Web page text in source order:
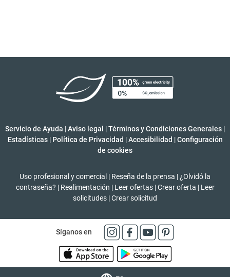
Servicio de Ayuda |Aviso legal |Términos y Condiciones Generales |
Estadísticas | Política de Privacidad | Accesibilidad | Configuración
de cookies
Uso profesional y comercial | Reseña de la prensa | ¿Olvidó la
contraseña? | Realimentación | Leer ofertas | Crear oferta | Leer
solicitudes |Crear solicitud
Síganos en